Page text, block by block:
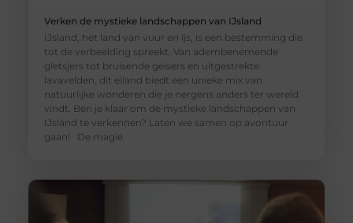
Verken de mystieke landschappen van IJsland
IJsland, het land van vuur en ijs, is een bestemming die
tot de verbeelding spreekt. Van adembenemende
gletsjers tot bruisende geisers en uitgestrekte
lavavelden, dit eiland biedt een unieke mix van
natuurlijke wonderen die je nergens anders ter wereld
vindt. Ben je klaar om de mystieke landschappen van
IJsland te verkennen? Laten we samen op avontuur
gaan! De magie